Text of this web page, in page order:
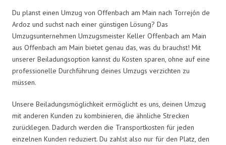
Du planst einen Umzug von Offenbach am Main nach Torrejón de
Ardoz und suchst nach einer günstigen Lösung? Das
Umzugsunternehmen Umzugsmeister Keller Offenbach am Main
aus Offenbach am Main bietet genau das, was du brauchst! Mit
unserer Beiladungsoption kannst du Kosten sparen, ohne auf eine
professionelle Durchführung deines Umzugs verzichten zu
müssen.
Unsere Beiladungsmöglichkeit ermöglicht es uns, deinen Umzug
mit anderen Kunden zu kombinieren, die ähnliche Strecken
zurücklegen. Dadurch werden die Transportkosten für jeden
einzelnen Kunden reduziert. Du zahlst also nur für den Platz, den